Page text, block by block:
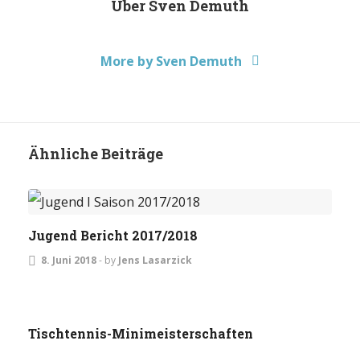
Über Sven Demuth
More by Sven Demuth
Ähnliche Beiträge
Jugend Bericht 2017/2018
8. Juni 2018- by Jens Lasarzick
Tischtennis-Minimeisterschaften